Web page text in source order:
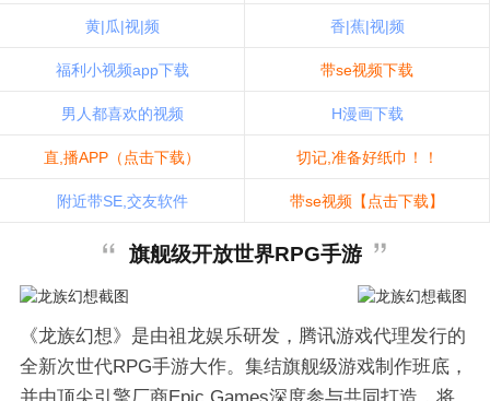
黄|瓜|视|频 香|蕉|视|频
福利小视频app下载 带se视频下载
男人都喜欢的视频 H漫画下载
直,播APP（点击下载） 切记,准备好纸巾！！
附近带SE,交友软件 带se视频【点击下载】
旗舰级开放世界RPG手游
《龙族幻想》是由祖龙娱乐研发，腾讯游戏代理发行的
全新次世代RPG手游大作。集结旗舰级游戏制作班底，
并由顶尖引擎厂商Epic Games深度参与共同打造，将